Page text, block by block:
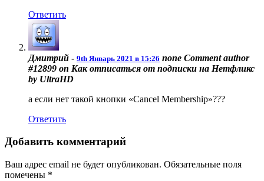
Ответить
Дмитрий - 9th Январь 2021 в 15:26 none Comment author
#12899 on Как отписаться от подписки на Нетфликс
by UltraHD
а если нет такой кнопки «Cancel Membership»???
Ответить
Добавить комментарий
Ваш адрес email не будет опубликован. Обязательные поля
помечены *